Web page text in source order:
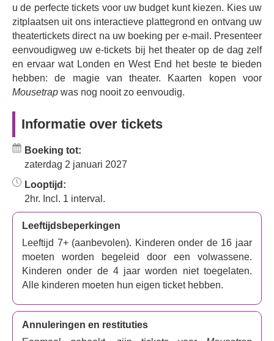
u de perfecte tickets voor uw budget kunt kiezen. Kies uw
zitplaatsen uit ons interactieve plattegrond en ontvang uw
theatertickets direct na uw boeking per e-mail. Presenteer
eenvoudigweg uw e-tickets bij het theater op de dag zelf
en ervaar wat Londen en West End het beste te bieden
hebben: de magie van theater. Kaarten kopen voor
Mousetrap was nog nooit zo eenvoudig.
Informatie over tickets
Boeking tot:
zaterdag 2 januari 2027
Looptijd:
2hr. Incl. 1 interval.
Leeftijdsbeperkingen
Leeftijd 7+ (aanbevolen). Kinderen onder de 16 jaar
moeten worden begeleid door een volwassene.
Kinderen onder de 4 jaar worden niet toegelaten.
Alle kinderen moeten hun eigen ticket hebben.
Annuleringen en restituties